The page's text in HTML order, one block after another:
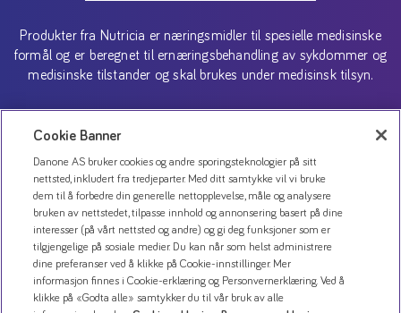
Produkter fra Nutricia er næringsmidler til spesielle medisinske
formål og er beregnet til ernæringsbehandling av sykdommer og
medisinske tilstander og skal brukes under medisinsk tilsyn.
Copyright (C) 2026 Danone AS
Cookie Banner
Danone AS bruker cookies og andre sporingsteknologier på sitt
nettsted, inkludert fra tredjeparter. Med ditt samtykke vil vi bruke
dem til å forbedre din generelle nettopplevelse, måle og analysere
bruken av nettstedet, tilpasse innhold og annonsering basert på dine
interesser (på vårt nettsted og andre) og gi deg funksjoner som er
tilgjengelige på sosiale medier. Du kan når som helst administrere
dine preferanser ved å klikke på Cookie-innstillinger. Mer
informasjon finnes i Cookie-erklæring og Personvernerklæring. Ved å
klikke på «Godta alle» samtykker du til vår bruk av alle